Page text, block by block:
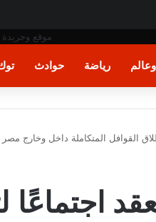
رياضة حوادث
القوافل المتكاملة داخل وخارج مصر
اجتماعًا